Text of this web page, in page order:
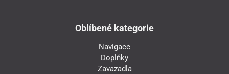
Oblíbené kategorie
Navigace
Doplňky
Zavazadla